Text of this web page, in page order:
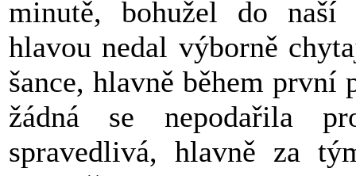
minutě, bohužel do naší
hlavou nedal výborně
šance, hlavně během první
žádná se nepodařila
spravedlivá, hlavně za